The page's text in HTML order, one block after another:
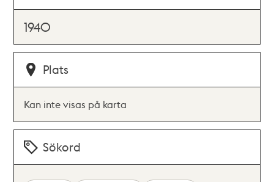
1940
Plats
Kan inte visas på karta
Sökord